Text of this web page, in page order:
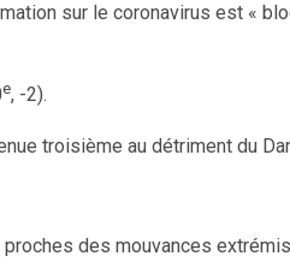
sur le coronavirus est «
e, -2).
troisième au détriment du
des mouvances